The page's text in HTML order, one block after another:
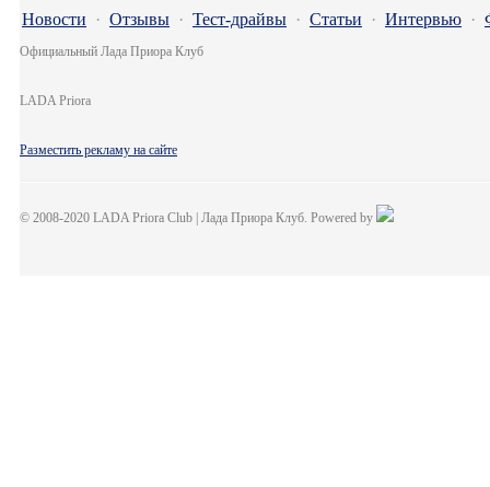
Новости · Отзывы · Тест-драйвы · Статьи · Интервью ·
Официальный Лада Приора Клуб
LADA Priora
Разместить рекламу на сайте
© 2008-2020 LADA Priora Club | Лада Приора Клуб. Powered by